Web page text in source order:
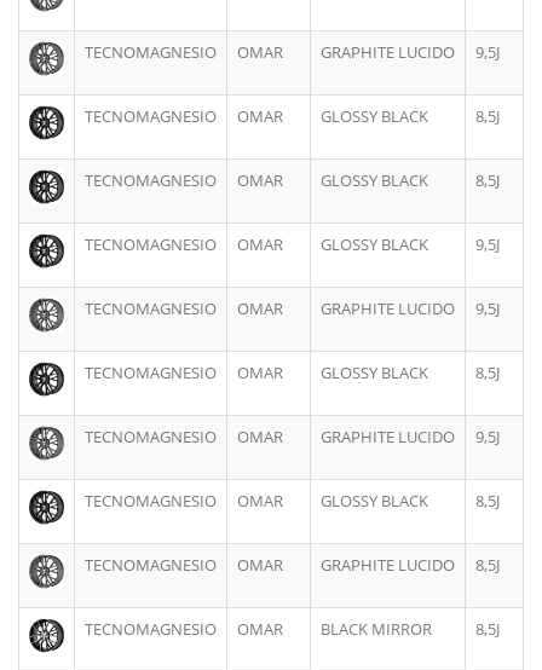
TECNOMAGNESIO OMAR GRAPHITE LUCIDO 9,5J
TECNOMAGNESIO OMAR GLOSSY BLACK 8,5J
TECNOMAGNESIO OMAR GLOSSY BLACK 8,5J
TECNOMAGNESIO OMAR GLOSSY BLACK 9,5J
TECNOMAGNESIO OMAR GRAPHITE LUCIDO 9,5J
TECNOMAGNESIO OMAR GLOSSY BLACK 8,5J
TECNOMAGNESIO OMAR GRAPHITE LUCIDO 9,5J
TECNOMAGNESIO OMAR GLOSSY BLACK 8,5J
TECNOMAGNESIO OMAR GRAPHITE LUCIDO 8,5J
TECNOMAGNESIO OMAR BLACK MIRROR 8,5J